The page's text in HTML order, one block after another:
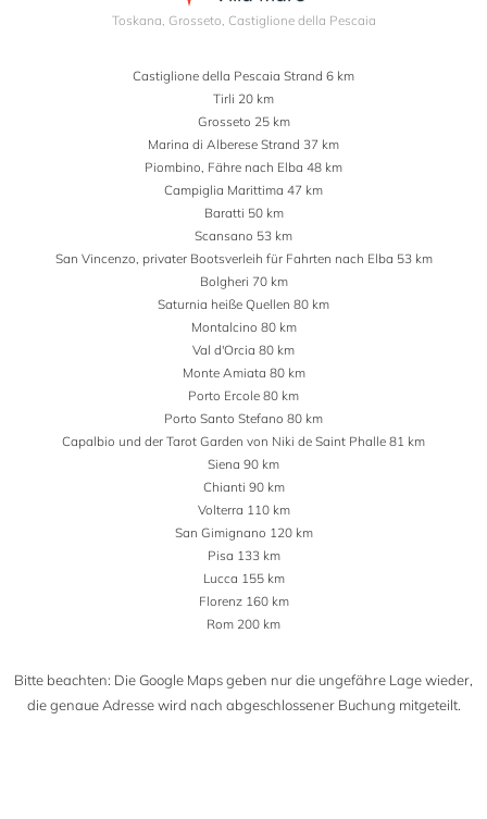
Toskana, Grosseto, Castiglione della Pescaia
Castiglione della Pescaia Strand 6 km
Tirli 20 km
Grosseto 25 km
Marina di Alberese Strand 37 km
Piombino, Fähre nach Elba 48 km
Campiglia Marittima 47 km
Baratti 50 km
Scansano 53 km
San Vincenzo, privater Bootsverleih für Fahrten nach Elba 53 km
Bolgheri 70 km
Saturnia heiße Quellen 80 km
Montalcino 80 km
Val d'Orcia 80 km
Monte Amiata 80 km
Porto Ercole 80 km
Porto Santo Stefano 80 km
Capalbio und der Tarot Garden von Niki de Saint Phalle 81 km
Siena 90 km
Chianti 90 km
Volterra 110 km
San Gimignano 120 km
Pisa 133 km
Lucca 155 km
Florenz 160 km
Rom 200 km
Bitte beachten: Die Google Maps geben nur die ungefähre Lage wieder,
die genaue Adresse wird nach abgeschlossener Buchung mitgeteilt.